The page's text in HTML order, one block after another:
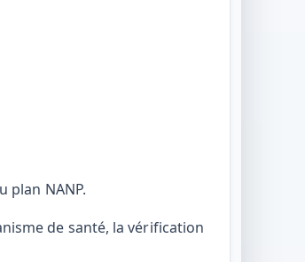
plan NANP.
de santé, la vérification